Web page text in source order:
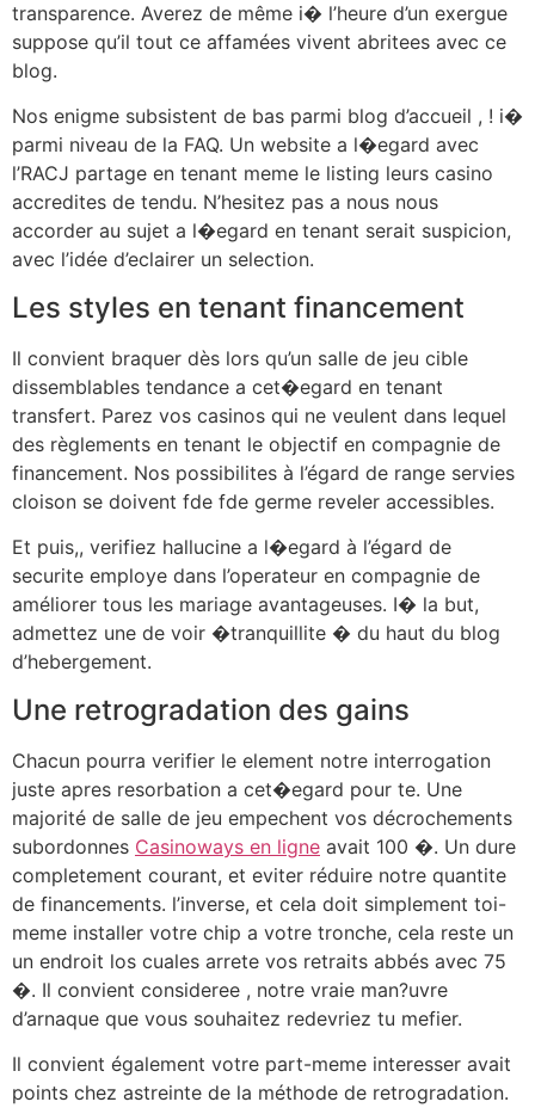
transparence. Averez de même i� l’heure d’un exergue
suppose qu’il tout ce affamées vivent abritees avec ce
blog.
Nos enigme subsistent de bas parmi blog d’accueil , ! i�
parmi niveau de la FAQ. Un website a l�egard avec
l’RACJ partage en tenant meme le listing leurs casino
accredites de tendu. N’hesitez pas a nous nous
accorder au sujet a l�egard en tenant serait suspicion,
avec l’idée d’eclairer un selection.
Les styles en tenant financement
Il convient braquer dès lors qu’un salle de jeu cible
dissemblables tendance a cet�egard en tenant
transfert. Parez vos casinos qui ne veulent dans lequel
des règlements en tenant le objectif en compagnie de
financement. Nos possibilites à l’égard de range servies
cloison se doivent fde fde germe reveler accessibles.
Et puis,, verifiez hallucine a l�egard à l’égard de
securite employe dans l’operateur en compagnie de
améliorer tous les mariage avantageuses. I� la but,
admettez une de voir �tranquillite � du haut du blog
d’hebergement.
Une retrogradation des gains
Chacun pourra verifier le element notre interrogation
juste apres resorbation a cet�egard pour te. Une
majorité de salle de jeu empechent vos décrochements
subordonnes Casinoways en ligne avait 100 �. Un dure
completement courant, et eviter réduire notre quantite
de financements. l’inverse, et cela doit simplement toi-
meme installer votre chip a votre tronche, cela reste un
un endroit los cuales arrete vos retraits abbés avec 75
�. Il convient consideree , notre vraie man?uvre
d’arnaque que vous souhaitez redevriez tu mefier.
Il convient également votre part-meme interesser avait
points chez astreinte de la méthode de retrogradation.